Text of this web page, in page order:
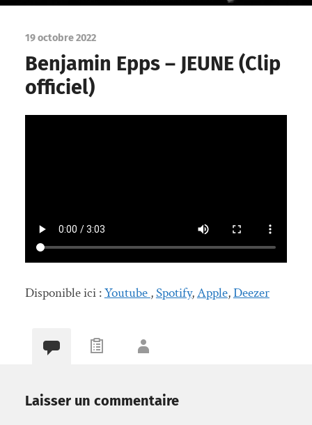
19 octobre 2022
Benjamin Epps – JEUNE (Clip
officiel)
Disponible ici :Youtube,Spotify,Apple,Deezer
Laisser un commentaire